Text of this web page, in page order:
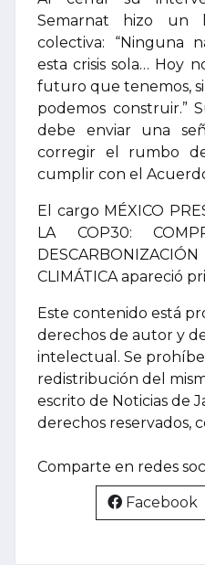
Semarnat hizo un
colectiva: “Ninguna
esta crisis sola… Hoy
futuro que tenemos,
podemos construir.”
debe enviar una
corregir el rumbo
cumplir con el
El cargo MÉXICO
LA COP30:
CLIMÁTICA apareció
Este contenido está
derechos de autor y
intelectual. Se prohíbe
redistribución del
escrito de Noticias de
derechos reservados,
Comparte en redes
Facebook